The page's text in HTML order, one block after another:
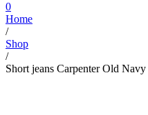
0
Home
/
Shop
/
Short jeans Carpenter Old